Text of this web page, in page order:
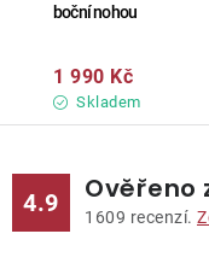
boční nohou
Skladem
1 990 Kč
4.9 Ověřeno
1609 recenzí.